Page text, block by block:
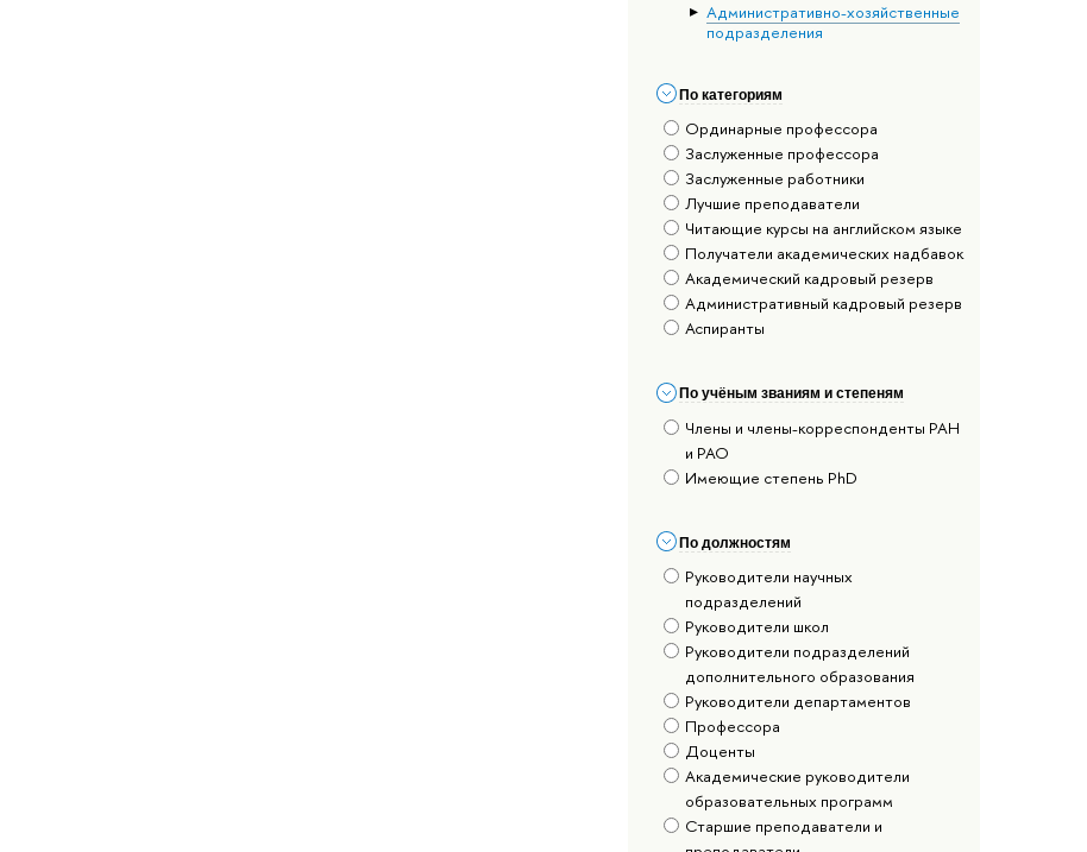
Административно-хозяйственные
подразделения
По категориям
Ординарные профессора
Заслуженные профессора
Заслуженные работники
Лучшие преподаватели
Читающие курсы на английском языке
Получатели академических надбавок
Академический кадровый резерв
Административный кадровый резерв
Аспиранты
По учёным званиям и степеням
Члены и члены-корреспонденты РАН
и РАО
Имеющие степень PhD
По должностям
Руководители научных
подразделений
Руководители школ
Руководители подразделений
дополнительного образования
Руководители департаментов
Профессора
Доценты
Академические руководители
образовательных программ
Старшие преподаватели и